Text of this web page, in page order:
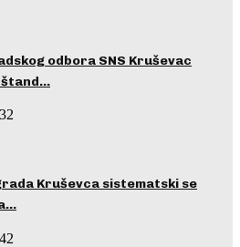
odbora SNS Kruševac
štand…
Kruševca sistematski se